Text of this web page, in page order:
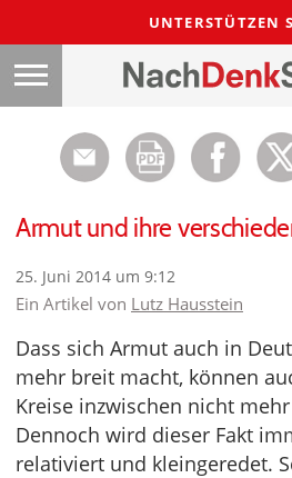
UNTERSTÜTZEN
Armut und ihre
25. Juni 2014 um 9:12
Ein Artikel von Lutz Hausstein
Dass sich Armut auch in
mehr breit macht, können
Kreise inzwischen nicht
Dennoch wird dieser Fakt
relativiert und kleingeredet.